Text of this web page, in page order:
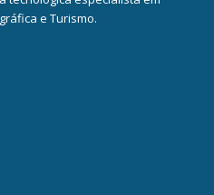
e Turismo.